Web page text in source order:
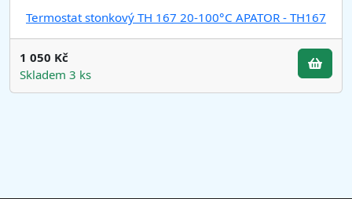
Termostat stonkový TH 167 20-100°C APATOR - TH167
1 050 Kč
Skladem 3 ks